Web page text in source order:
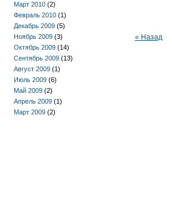
« Назад
Март 2010 (2)
Февраль 2010 (1)
Декабрь 2009 (5)
Ноябрь 2009 (3)
Октябрь 2009 (14)
Сентябрь 2009 (13)
Август 2009 (1)
Июль 2009 (6)
Май 2009 (2)
Апрель 2009 (1)
Март 2009 (2)